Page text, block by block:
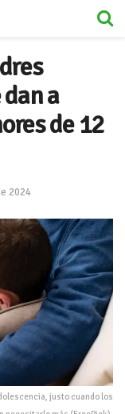
a
de 12
2024
justo cuando los